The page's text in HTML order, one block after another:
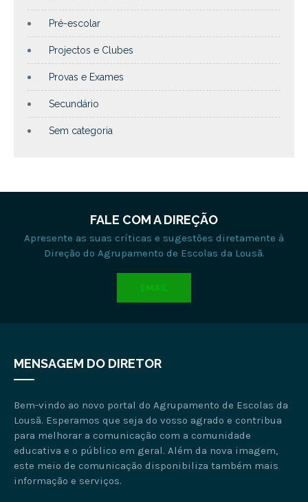
Pré-escolar
Projectos e Clubes
Provas e Exames
Secundário
Sem categoria
FALE COM A DIREÇÃO
Apresente as suas críticas e sugestões diretamente à
Direção do Agrupamento de Escolas da Lousã.
EMAIL
MENSAGEM DO DIRETOR
Bem-vindo ao novo portal do Agrupamento de Escolas da
Lousã. Esperamos que seja do vosso agrado e contribua
para melhorar a comunicação com a comunidade
educativa e o público em geral. Além da nova imagem,
este meio de comunicação disponibiliza também mais
informação e serviços.